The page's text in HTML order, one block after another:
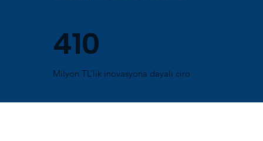
410
Milyon TL’lik inovasyona dayalı ciro